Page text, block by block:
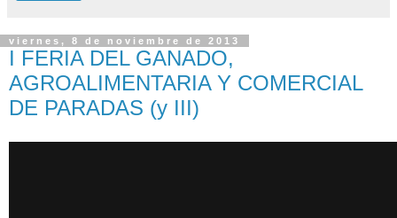
viernes, 8 de noviembre de 2013
I FERIA DEL GANADO,
AGROALIMENTARIA Y COMERCIAL
DE PARADAS (y III)